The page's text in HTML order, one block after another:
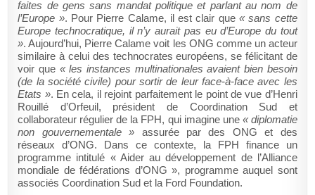
faites de gens sans mandat politique et parlant au nom de
l’Europe ». Pour Pierre Calame, il est clair que« sans cette
Europe technocratique, il n’y aurait pas eu d’Europe du tout
».Aujourd’hui, Pierre Calame voit les ONG comme un acteur
similaire à celui des technocrates européens, se félicitant de
voir que « les instances multinationales avaient bien besoin
(de la société civile) pour sortir de leur face-à-face avec les
Etats ». En cela, il rejoint parfaitement le point de vue d’Henri
Rouillé d’Orfeuil, président de Coordination Sud et
collaborateur régulier de la FPH, qui imagine une « diplomatie
non gouvernementale » assurée par des ONG et des
réseaux d’ONG. Dans ce contexte, la FPH finance un
programme intitulé « Aider au développement de l’Alliance
mondiale de fédérations d’ONG », programme auquel sont
associés Coordination Sud et la Ford Foundation.